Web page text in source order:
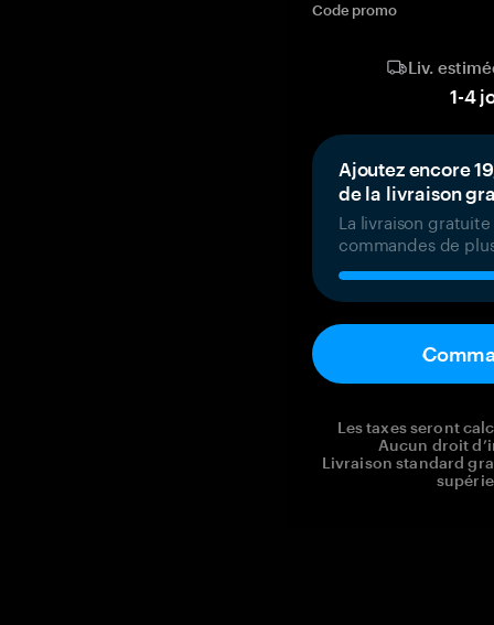
Code promo
Liv.
1-4
Ajoutez encore
de la livraison
La livraison
commandes de
Les taxes seront
Aucun droit
Livraison standard